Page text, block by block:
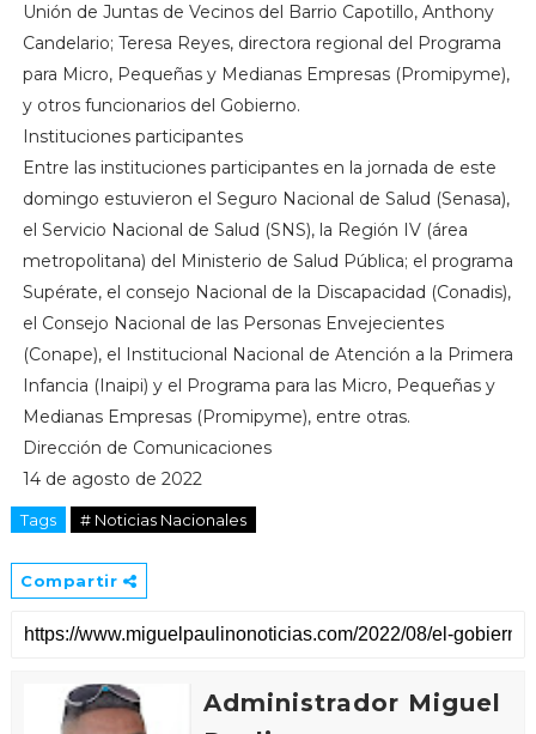
Unión de Juntas de Vecinos del Barrio Capotillo, Anthony
Candelario; Teresa Reyes, directora regional del Programa
para Micro, Pequeñas y Medianas Empresas (Promipyme),
y otros funcionarios del Gobierno.
Instituciones participantes
Entre las instituciones participantes en la jornada de este
domingo estuvieron el Seguro Nacional de Salud (Senasa),
el Servicio Nacional de Salud (SNS), la Región IV (área
metropolitana) del Ministerio de Salud Pública; el programa
Supérate, el consejo Nacional de la Discapacidad (Conadis),
el Consejo Nacional de las Personas Envejecientes
(Conape), el Institucional Nacional de Atención a la Primera
Infancia (Inaipi) y el Programa para las Micro, Pequeñas y
Medianas Empresas (Promipyme), entre otras.
Dirección de Comunicaciones
14 de agosto de 2022
Tags # Noticias Nacionales
Compartir
Administrador Miguel